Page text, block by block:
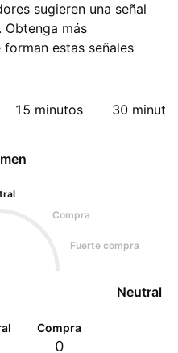
sugieren una señal
más
estas señales
15 minutos 30
Compra
Fuerte compra
Neutral
Compra
0